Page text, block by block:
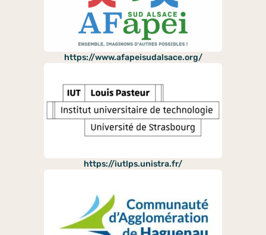
https://www.afapeisudalsace.org/
https://iutlps.unistra.fr/